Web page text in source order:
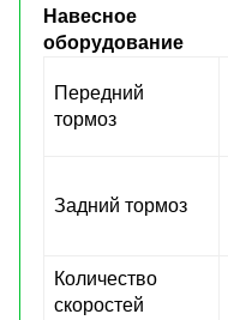
Навесное
оборудование
Передний
тормоз
Задний тормоз
Количество
скоростей